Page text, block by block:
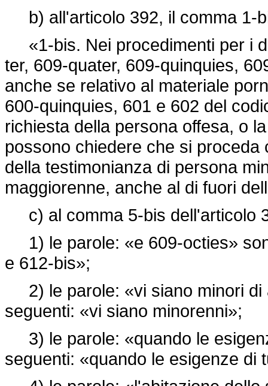
b) all'articolo 392, il comma 1-
«1-bis. Nei procedimenti per i
ter, 609-quater, 609-quinquies,
anche se relativo al materiale
600-quinquies, 601 e 602 del
richiesta della persona offesa, o
possono chiedere che si
della testimonianza di persona
maggiorenne, anche al di fuori
c) al comma 5-bis dell'articolo
1) le parole: «e 609-octies»
e 612-bis»;
2) le parole: «vi siano minori di
seguenti: «vi siano minorenni»;
3) le parole: «quando le
seguenti: «quando le esigenze di